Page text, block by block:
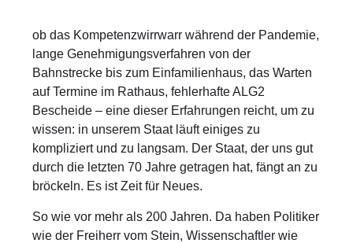
ob das Kompetenzwirrwarr während der Pandemie,
lange Genehmigungsverfahren von der
Bahnstrecke bis zum Einfamilienhaus, das Warten
auf Termine im Rathaus, fehlerhafte ALG2
Bescheide – eine dieser Erfahrungen reicht, um zu
wissen: in unserem Staat läuft einiges zu
kompliziert und zu langsam. Der Staat, der uns gut
durch die letzten 70 Jahre getragen hat, fängt an zu
bröckeln. Es ist Zeit für Neues.
So wie vor mehr als 200 Jahren. Da haben Politiker
wie der Freiherr vom Stein, Wissenschaftler wie